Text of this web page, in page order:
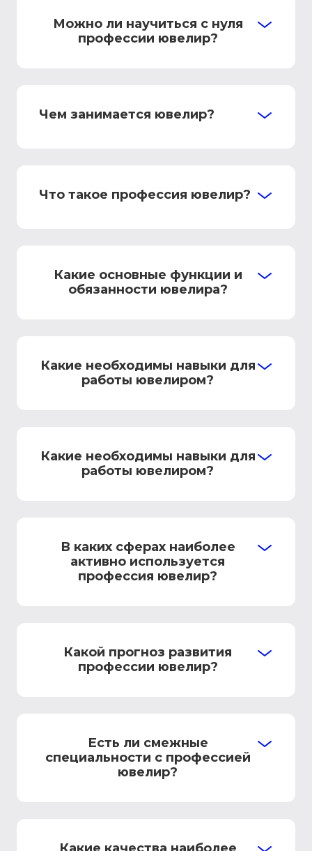
Можно ли научиться с нуля
профессии ювелир?
Чем занимается ювелир?
Что такое профессия ювелир?
Какие основные функции и
обязанности ювелира?
Какие необходимы навыки для
работы ювелиром?
Какие необходимы навыки для
работы ювелиром?
В каких сферах наиболее
активно используется
профессия ювелир?
Какой прогноз развития
профессии ювелир?
Есть ли смежные
специальности с профессией
ювелир?